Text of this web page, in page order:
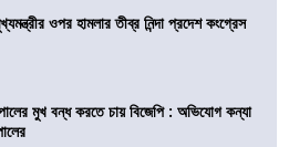
ওপর হামলার তীব্র নিন্দা প্রদেশ কংগ্রেস
মুখ বন্ধ করতে চায় বিজেপি : অভিযোগ কন্যা